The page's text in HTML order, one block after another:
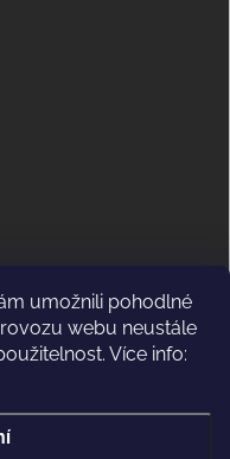
umožnili pohodlné
webu neustále
Více info:
SMLOUVY